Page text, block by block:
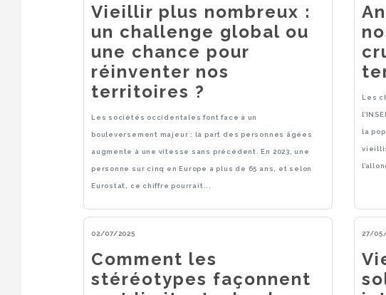
Vieillir plus nombreux :
un challenge global ou
une chance pour
réinventer nos
territoires ?
Les sociétés occidentales font face à un
bouleversement majeur : la part des personnes âgées
augmente à une vitesse sans précédent. En 2023, une
personne sur cinq en Europe a plus de 65 ans, et selon
Eurostat, ce chiffre pourrait...
Les
la
02/07/2025
Comment les
stéréotypes façonnent
27/